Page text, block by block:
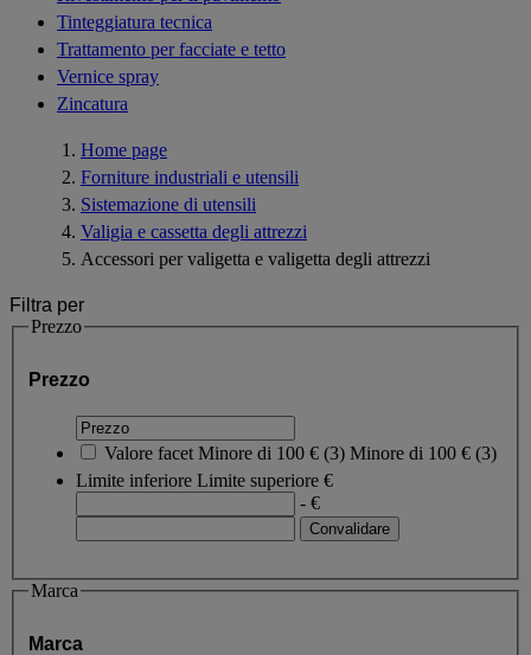
Tinteggiatura tecnica
Trattamento per facciate e tetto
Vernice spray
Zincatura
Home page
Forniture industriali e utensili
Sistemazione di utensili
Valigia e cassetta degli attrezzi
Accessori per valigetta e valigetta degli attrezzi
Filtra per
Prezzo
Prezzo
Valore facet Minore di 100 € (3) Minore di 100 € (3)
Limite inferiore Limite superiore €
- €
Marca
Marca